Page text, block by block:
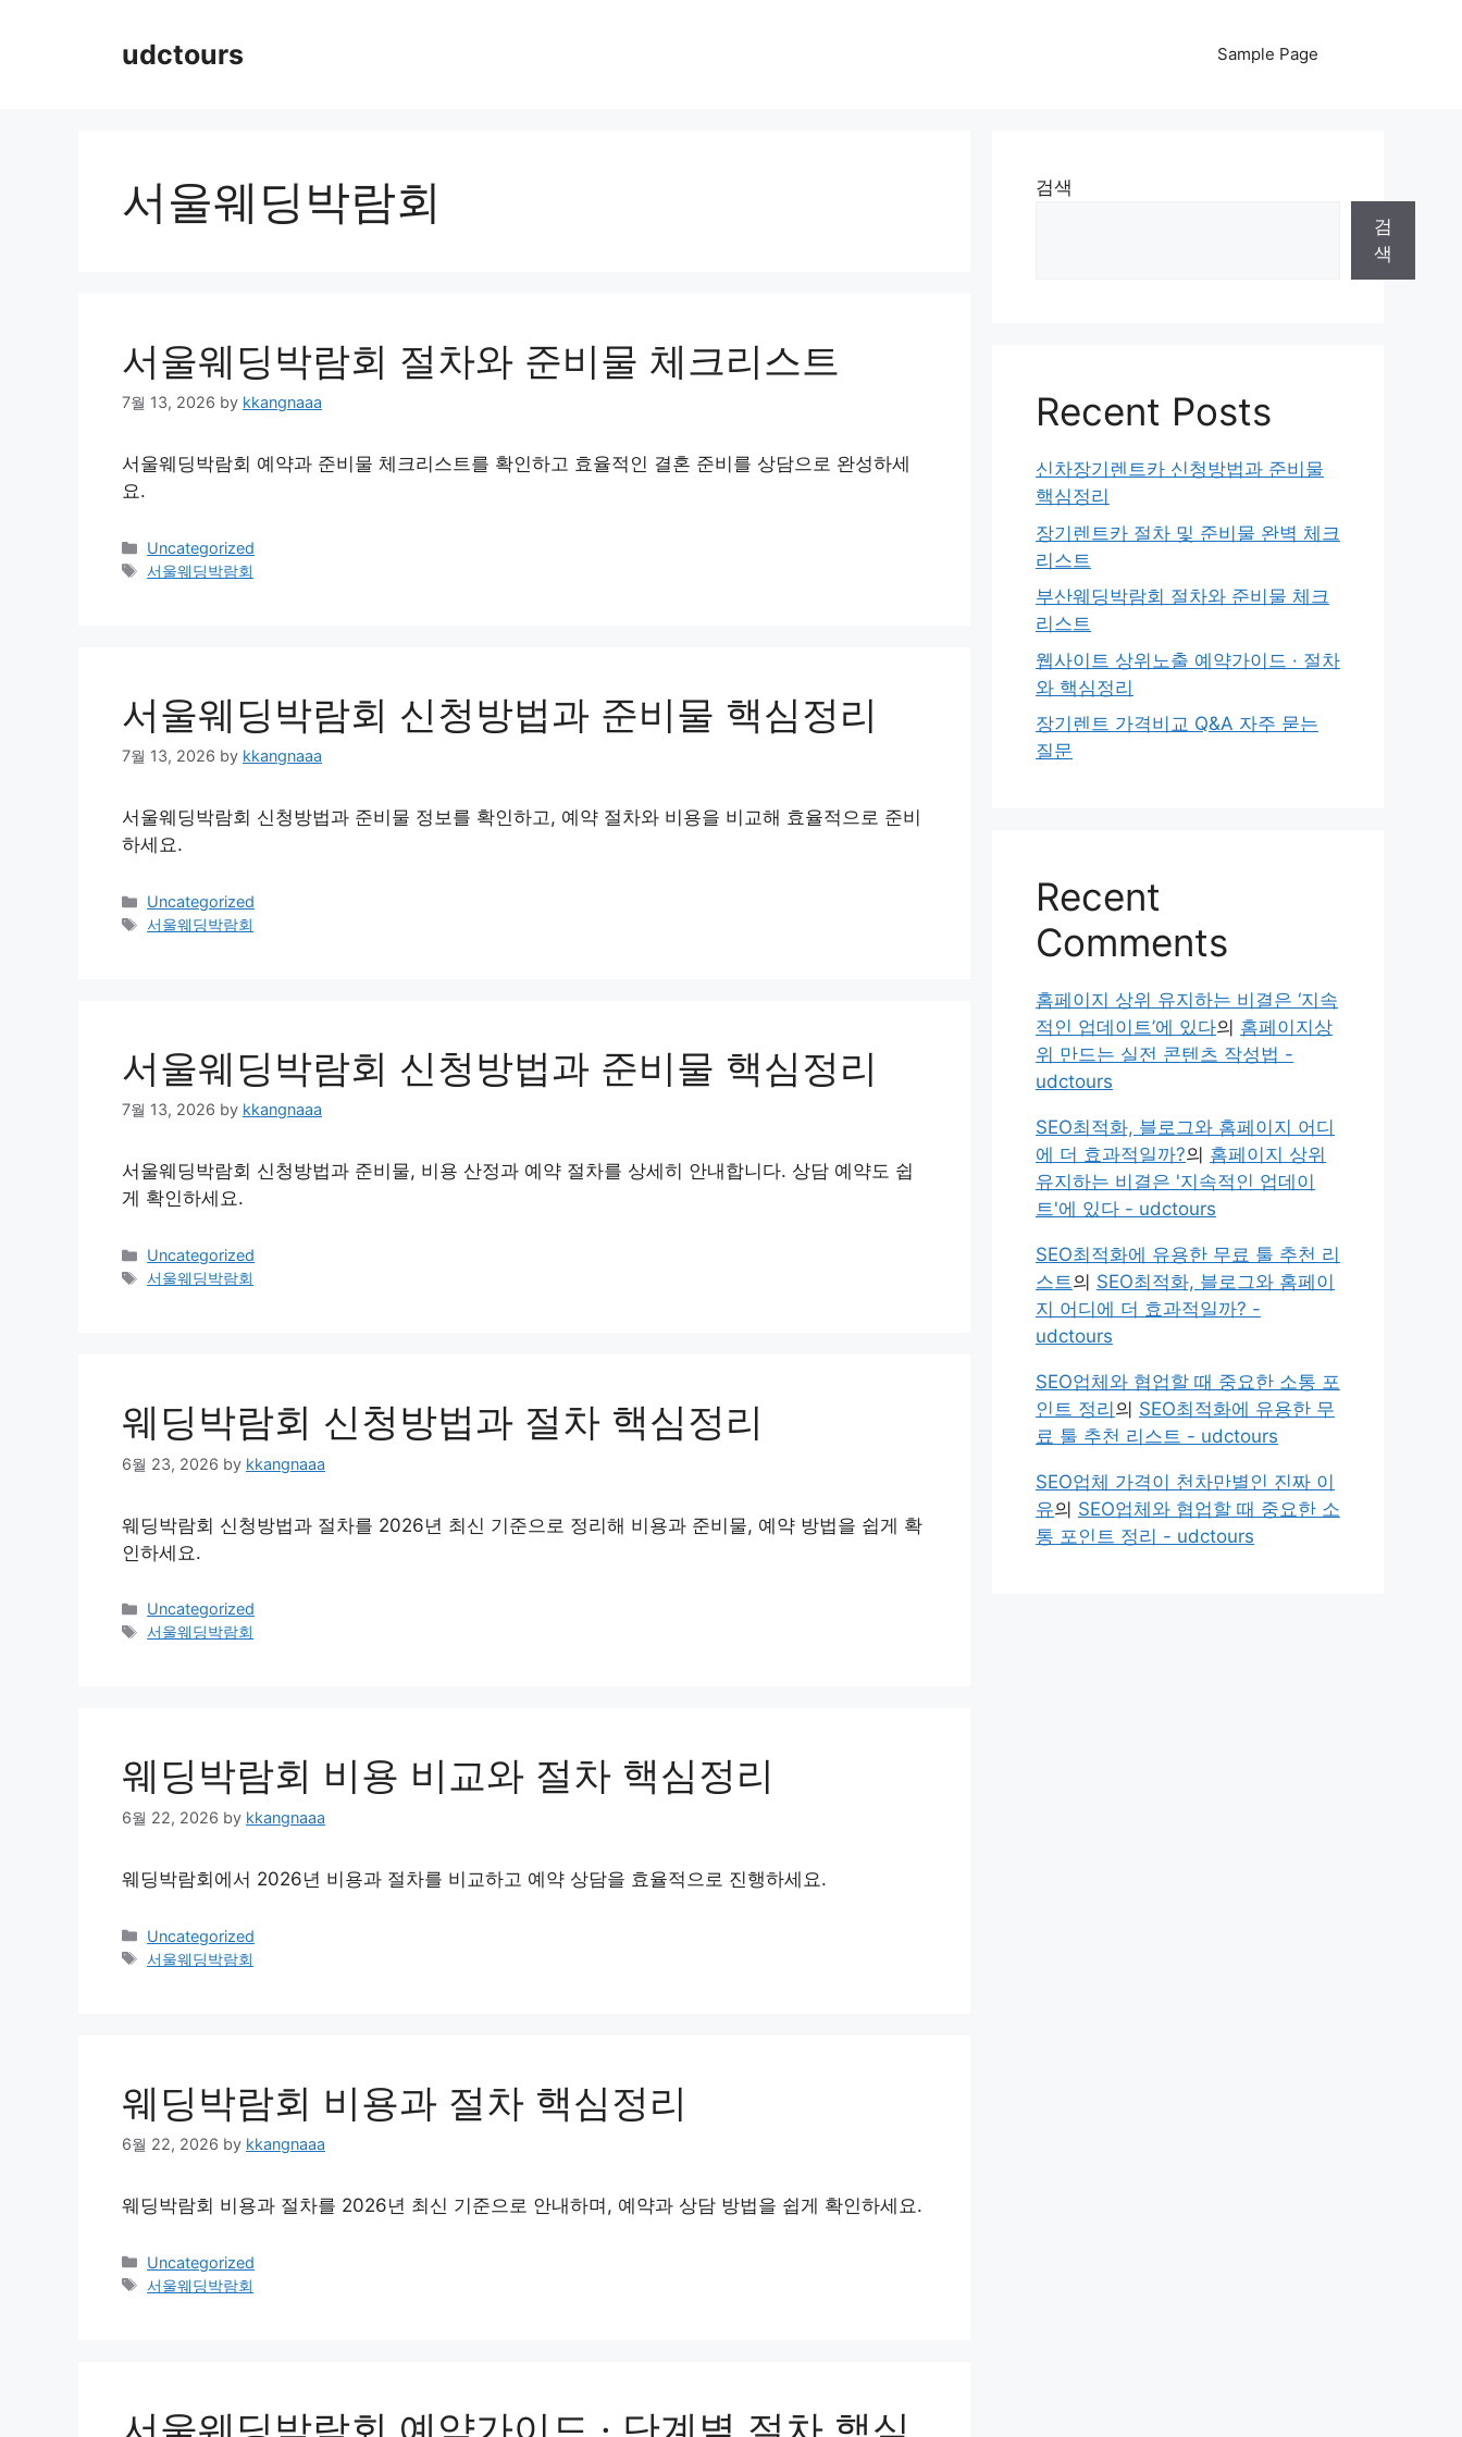
udctours Sample Page
서울웨딩박람회
서울웨딩박람회 절차와 준비물 체크리스트
7월 13, 2026 by kkangnaaa
서울웨딩박람회 예약과 준비물 체크리스트를 확인하고 효율적인 결혼 준비를 상담으로 완성하세
요.
Categories
Uncategorized
Tags
서울웨딩박람회
서울웨딩박람회 신청방법과 준비물 핵심정리
7월 13, 2026 by kkangnaaa
서울웨딩박람회 신청방법과 준비물 정보를 확인하고, 예약 절차와 비용을 비교해 효율적으로 준비
하세요.
Categories
Uncategorized
Tags
서울웨딩박람회
서울웨딩박람회 신청방법과 준비물 핵심정리
7월 13, 2026 by kkangnaaa
서울웨딩박람회 신청방법과 준비물, 비용 산정과 예약 절차를 상세히 안내합니다. 상담 예약도 쉽
게 확인하세요.
Categories
Uncategorized
Tags
서울웨딩박람회
웨딩박람회 신청방법과 절차 핵심정리
6월 23, 2026 by kkangnaaa
웨딩박람회 신청방법과 절차를 2026년 최신 기준으로 정리해 비용과 준비물, 예약 방법을 쉽게 확
인하세요.
Categories
Uncategorized
Tags
서울웨딩박람회
웨딩박람회 비용 비교와 절차 핵심정리
6월 22, 2026 by kkangnaaa
웨딩박람회에서 2026년 비용과 절차를 비교하고 예약 상담을 효율적으로 진행하세요.
Categories
Uncategorized
Tags
서울웨딩박람회
웨딩박람회 비용과 절차 핵심정리
6월 22, 2026 by kkangnaaa
웨딩박람회 비용과 절차를 2026년 최신 기준으로 안내하며, 예약과 상담 방법을 쉽게 확인하세요.
Categories
Uncategorized
Tags
서울웨딩박람회
검색
검
색
Recent Posts
신차장기렌트카 신청방법과 준비물
핵심정리
장기렌트카 절차 및 준비물 완벽 체크
리스트
부산웨딩박람회 절차와 준비물 체크
리스트
웹사이트 상위노출 예약가이드 · 절차
와 핵심정리
장기렌트 가격비교 Q&A 자주 묻는
질문
Recent
Comments
홈페이지 상위 유지하는 비결은 ‘지속
적인 업데이트’에 있다의 홈페이지상
위 만드는 실전 콘텐츠 작성법 -
udctours
SEO최적화, 블로그와 홈페이지 어디
에 더 효과적일까?의 홈페이지 상위
유지하는 비결은 '지속적인 업데이
트'에 있다 - udctours
SEO최적화에 유용한 무료 툴 추천 리
스트의 SEO최적화, 블로그와 홈페이
지 어디에 더 효과적일까? -
udctours
SEO업체와 협업할 때 중요한 소통 포
인트 정리 의 SEO최적화에 유용한 무
료 툴 추천 리스트 - udctours
SEO업체 가격이 천차만별인 진짜 이
유의 SEO업체와 협업할 때 중요한 소
통 포인트 정리 - udctours